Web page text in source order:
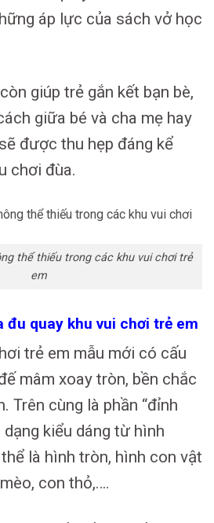
áp lực của sách vở học
giúp trẻ gắn kết bạn bè,
giữa bé và cha mẹ hay
được thu hẹp đáng kể
chơi đùa.
thể thiếu trong các khu vui chơi trẻ
em
đu quay khu vui chơi trẻ em
trẻ em mẫu mới có cấu
mâm xoay tròn, bền chắc
Trên cùng là phần “đỉnh
dạng kiểu dáng từ hình
là hình tròn, hình con vật
con thỏ,….